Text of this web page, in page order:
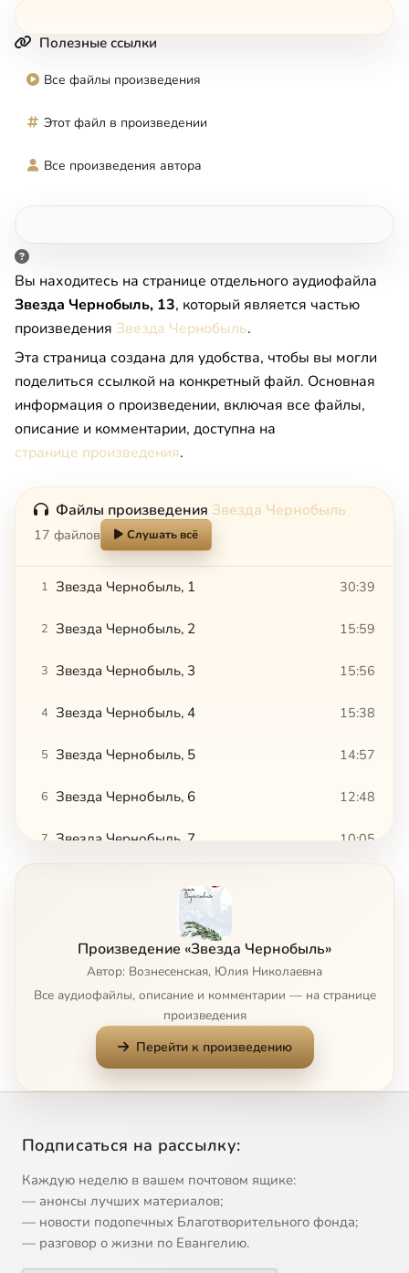
Полезные ссылки
Все файлы произведения
Этот файл в произведении
Все произведения автора
Вы находитесь на странице отдельного аудиофайла
Звезда Чернобыль, 13, который является частью
произведения Звезда Чернобыль.
Эта страница создана для удобства, чтобы вы могли
поделиться ссылкой на конкретный файл. Основная
информация о произведении, включая все файлы,
описание и комментарии, доступна на
странице произведения.
Файлы произведения Звезда Чернобыль
17 файлов Слушать всё
1 Звезда Чернобыль, 1 30:39
2 Звезда Чернобыль, 2 15:59
3 Звезда Чернобыль, 3 15:56
4 Звезда Чернобыль, 4 15:38
5 Звезда Чернобыль, 5 14:57
6 Звезда Чернобыль, 6 12:48
7 Звезда Чернобыль, 7 10:05
Звезда Чернобыль, 9
Звезда Чернобыль, 10
Звезда Чернобыль, 11 25:25
Звезда Чернобыль, 12
13 Звезда Чернобыль, 13 31:48 Сейчас
15 Звезда Чернобыль, 15
16 Звезда Чернобыль, 16 35:25
Произведение «Звезда Чернобыль»
Автор: Вознесенская, Юлия Николаевна
Все аудиофайлы, описание и комментарии — на странице
произведения
Перейти к произведению
Подписаться на рассылку:
Каждую неделю в вашем почтовом ящике:
— анонсы лучших материалов;
— новости подопечных Благотворительного фонда;
— разговор о жизни по Евангелию.